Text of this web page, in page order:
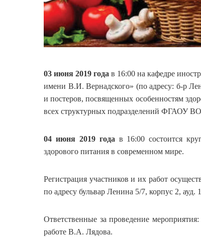
03 июня2019 годав 16:00 на кафедре
имени В.И. Вернадского» (по адресу: б-р
и постеров, посвященных особенностям
всех структурных подразделений ФГАОУ
04 июня 2019 года в 16:00 состоится
здорового питания в современном мире.
Регистрация участников и их работ
по адресу бульвар Ленина 5/7, корпус 2, ауд.
Ответственные за проведение
работе В.А. Лядова.